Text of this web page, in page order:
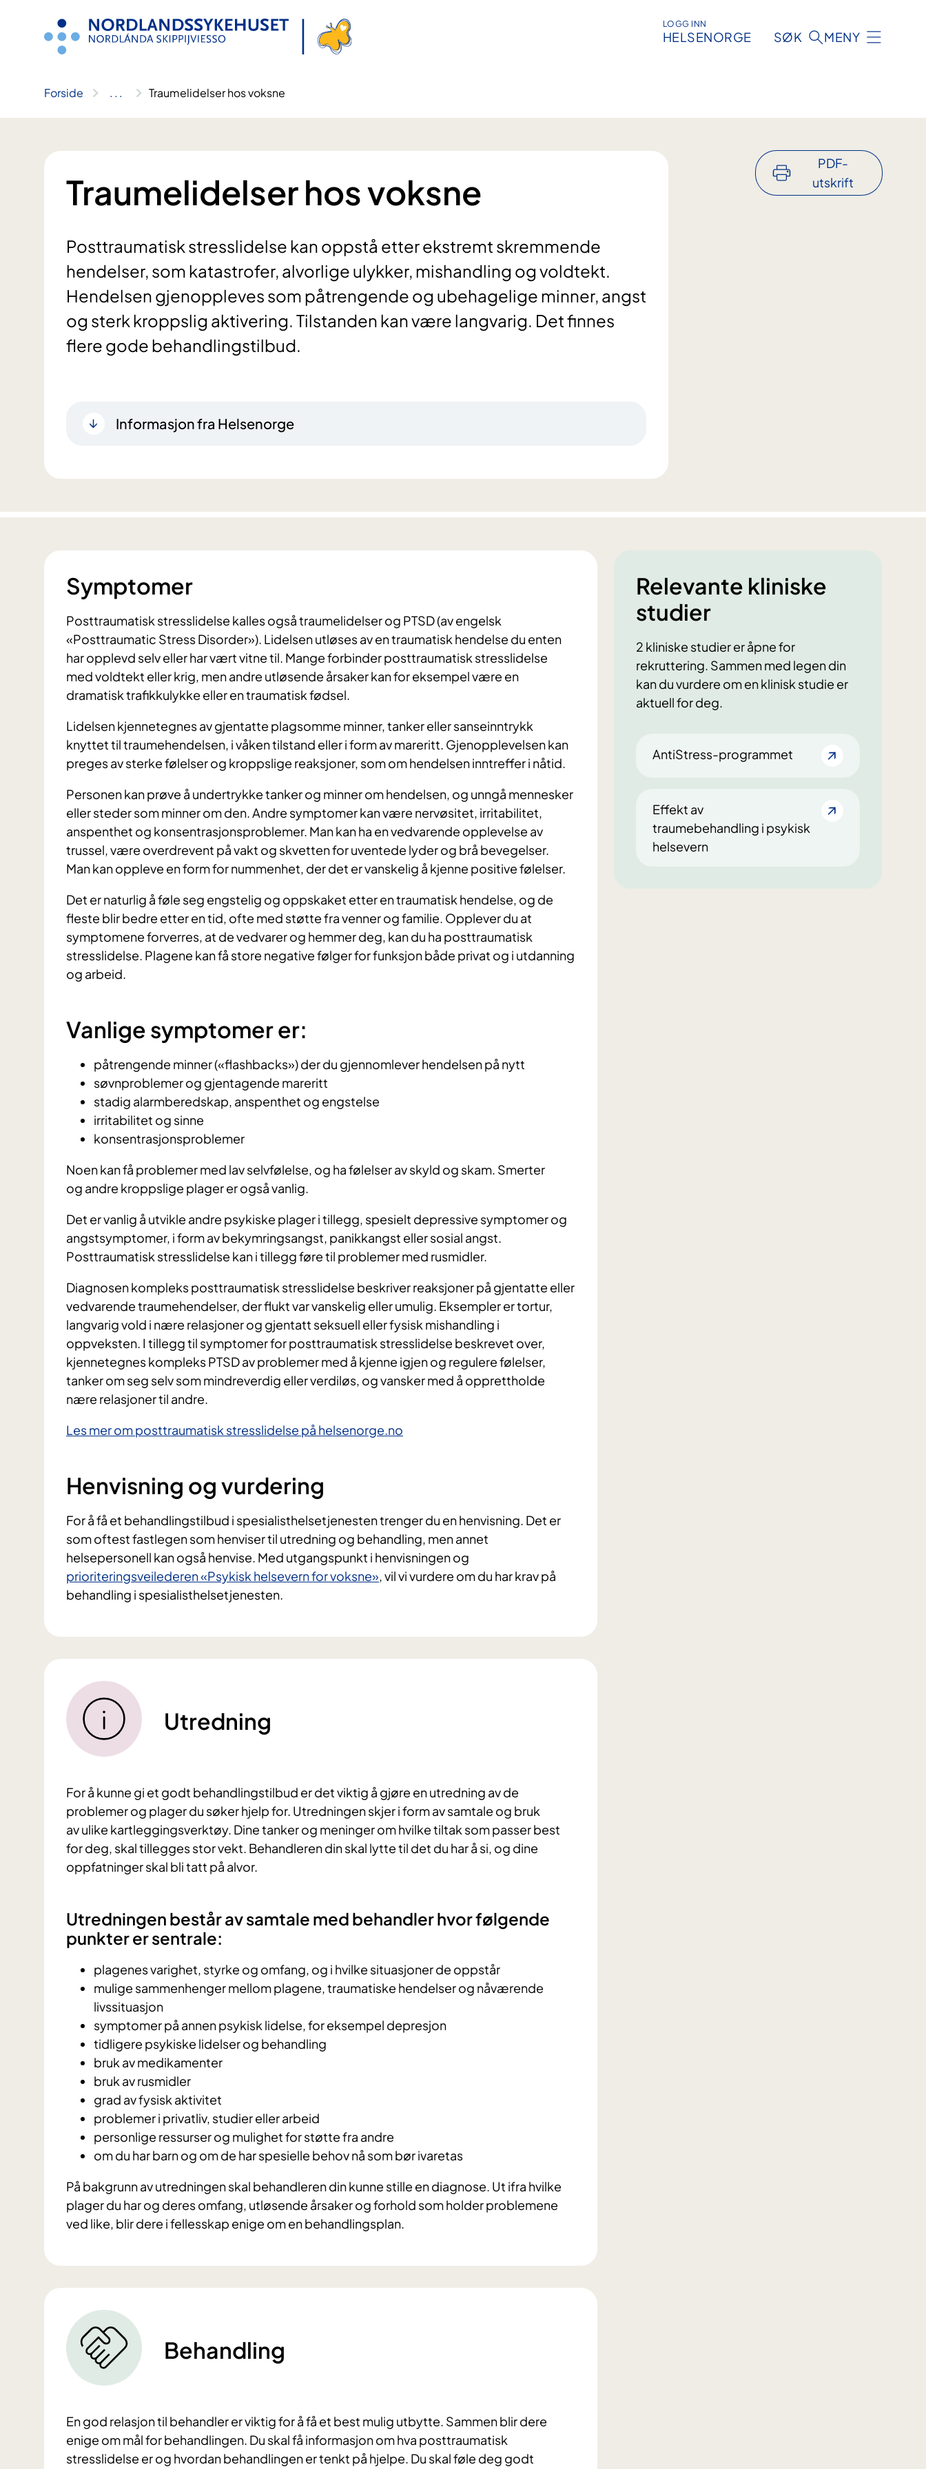
LOGG INN
HELSENORGE SØK MENY
Forside .. . Traumelidelser hos voksne
Traumelidelser hos voksne
Posttraumatisk stresslidelse kan oppstå etter ekstremt skremmende
hendelser, som katastrofer, alvorlige ulykker, mishandling og voldtekt.
Hendelsen gjenoppleves som påtrengende og ubehagelige minner, angst
og sterk kroppslig aktivering. Tilstanden kan være langvarig. Det finnes
flere gode behandlingstilbud.
Informasjon fra Helsenorge
PDF-
utskrift
Symptomer
Posttraumatisk stresslidelse kalles også traumelidelser og PTSD (av engelsk
«Posttraumatic Stress Disorder»). Lidelsen utløses av en traumatisk hendelse du enten
har opplevd selv eller har vært vitne til. Mange forbinder posttraumatisk stresslidelse
med voldtekt eller krig, men andre utløsende årsaker kan for eksempel være en
dramatisk trafikkulykke eller en traumatisk fødsel.
Lidelsen kjennetegnes av gjentatte plagsomme minner, tanker eller sanseinntrykk
knyttet til traumehendelsen, i våken tilstand eller i form av mareritt. Gjenopplevelsen kan
preges av sterke følelser og kroppslige reaksjoner, som om hendelsen inntreffer i nåtid.
Personen kan prøve å undertrykke tanker og minner om hendelsen, og unngå mennesker
eller steder som minner om den. Andre symptomer kan være nervøsitet, irritabilitet,
anspenthet og konsentrasjonsproblemer. Man kan ha en vedvarende opplevelse av
trussel, være overdrevent på vakt og skvetten for uventede lyder og brå bevegelser.
Man kan oppleve en form for nummenhet, der det er vanskelig å kjenne positive følelser.
Det er naturlig å føle seg engstelig og oppskaket etter en traumatisk hendelse, og de
fleste blir bedre etter en tid, ofte med støtte fra venner og familie. Opplever du at
symptomene forverres, at de vedvarer og hemmer deg, kan du ha posttraumatisk
stresslidelse. Plagene kan få store negative følger for funksjon både privat og i utdanning
og arbeid.
Vanlige symptomer er:
påtrengende minner («flashbacks») der du gjennomlever hendelsen på nytt
søvnproblemer og gjentagende mareritt
stadig alarmberedskap, anspenthet og engstelse
irritabilitet og sinne
konsentrasjonsproblemer
Noen kan få problemer med lav selvfølelse, og ha følelser av skyld og skam. Smerter
og andre kroppslige plager er også vanlig.
Det er vanlig å utvikle andre psykiske plager i tillegg, spesielt depressive symptomer og
angstsymptomer, i form av bekymringsangst, panikkangst eller sosial angst.
Posttraumatisk stresslidelse kan i tillegg føre til problemer med rusmidler.
Diagnosen kompleks posttraumatisk stresslidelse beskriver reaksjoner på gjentatte eller
vedvarende traumehendelser, der flukt var vanskelig eller umulig. Eksempler er tortur,
langvarig vold i nære relasjoner og gjentatt seksuell eller fysisk mishandling i
oppveksten. I tillegg til symptomer for posttraumatisk stresslidelse beskrevet over,
kjennetegnes kompleks PTSD av problemer med å kjenne igjen og regulere følelser,
tanker om seg selv som mindreverdig eller verdiløs, og vansker med å opprettholde
nære relasjoner til andre.
Les mer om posttraumatisk stresslidelse på helsenorge.no
Henvisning og vurdering
For å få et behandlingstilbud i spesialisthelsetjenesten trenger du en henvisning. Det er
som oftest fastlegen som henviser til utredning og behandling, men annet
helsepersonell kan også henvise. Med utgangspunkt i henvisningen og
prioriteringsveilederen «Psykisk helsevern for voksne», vil vi vurdere om du har krav på
behandling i spesialisthelsetjenesten.
Relevante kliniske
studier
2 kliniske studier er åpne for
rekruttering. Sammen med legen din
kan du vurdere om en klinisk studie er
aktuell for deg.
AntiStress-programmet
Effekt av
traumebehandling i psykisk
helsevern
Utredning
For å kunne gi et godt behandlingstilbud er det viktig å gjøre en utredning av de
problemer og plager du søker hjelp for. Utredningen skjer i form av samtale og bruk
av ulike kartleggingsverktøy. Dine tanker og meninger om hvilke tiltak som passer best
for deg, skal tillegges stor vekt. Behandleren din skal lytte til det du har å si, og dine
oppfatninger skal bli tatt på alvor.
Utredningen består av samtale med behandler hvor følgende
punkter er sentrale:
plagenes varighet, styrke og omfang, og i hvilke situasjoner de oppstår
mulige sammenhenger mellom plagene, traumatiske hendelser og nåværende
livssituasjon
symptomer på annen psykisk lidelse, for eksempel depresjon
tidligere psykiske lidelser og behandling
bruk av medikamenter
bruk av rusmidler
grad av fysisk aktivitet
problemer i privatliv, studier eller arbeid
personlige ressurser og mulighet for støtte fra andre
om du har barn og om de har spesielle behov nå som bør ivaretas
På bakgrunn av utredningen skal behandleren din kunne stille en diagnose. Ut ifra hvilke
plager du har og deres omfang, utløsende årsaker og forhold som holder problemene
ved like, blir dere i fellesskap enige om en behandlingsplan.
Behandling
En god relasjon til behandler er viktig for å få et best mulig utbytte. Sammen blir dere
enige om mål for behandlingen. Du skal få informasjon om hva posttraumatisk
stresslidelse er og hvordan behandlingen er tenkt på hjelpe. Du skal føle deg godt